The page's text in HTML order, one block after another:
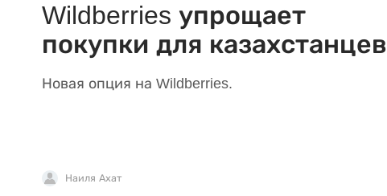
Wildberries упрощает
покупки для казахстанцев
Новая опция на Wildberries.
Наиля Ахат